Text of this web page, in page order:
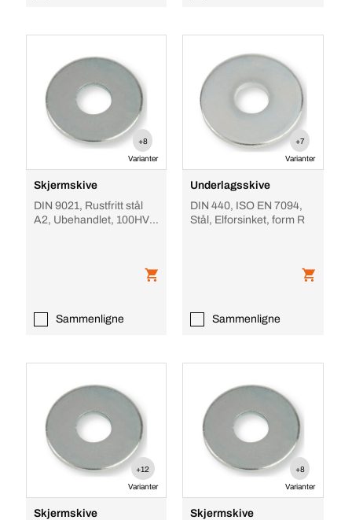
+8
Varianter
Skjermskive
DIN 9021, Rustfritt stål
A2, Ubehandlet, 100HV /
Sammenligne
+7
Varianter
Underlagsskive
DIN 440, ISO EN 7094,
Stål, Elforsinket, form R
Sammenligne
+12
Varianter
Skjermskive
+8
Varianter
Skjermskive